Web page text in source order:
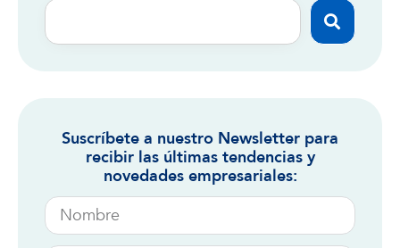
Suscríbete a nuestro Newsletter para
recibir las últimas tendencias y
novedades empresariales: